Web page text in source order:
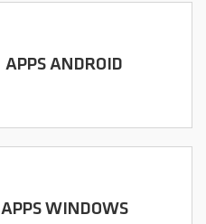
APPS ANDROID
APPS WINDOWS